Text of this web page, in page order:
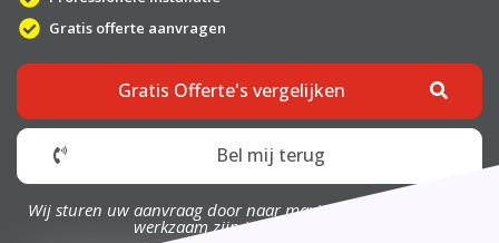
Gratis offerte aanvragen
Gratis Offerte's vergelijken
Bel mij terug
Wij sturen uw aanvraag door naar maximaal 4 bedrijven die
werkzaam zijn in uw omgeving.